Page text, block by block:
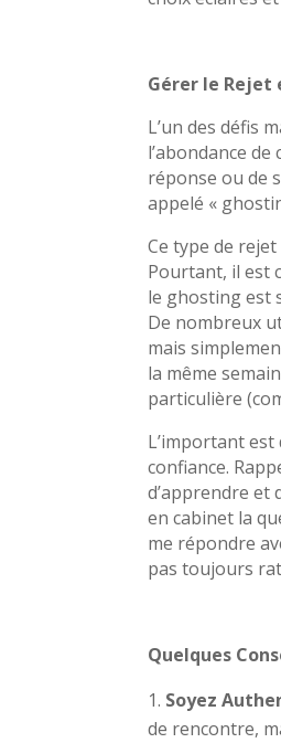
Gérer le Rejet
L’un des défis
l’abondance
réponse ou de
appelé «
Ce type de
Pourtant, il est
le ghosting est
De nombreux
mais
la même
particulière
L’important
confiance.
d’apprendre et
en cabinet la
me répondre
pas toujours
Quelques
Soyez
de rencontre,